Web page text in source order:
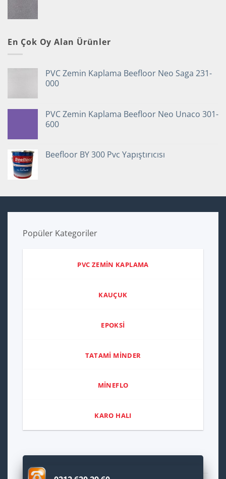
En Çok Oy Alan Ürünler
PVC Zemin Kaplama Beefloor Neo Saga 231-
000
PVC Zemin Kaplama Beefloor Neo Unaco 301-
600
Beefloor BY 300 Pvc Yapıştırıcısı
Popüler Kategoriler
PVC ZEMİN KAPLAMA
KAUÇUK
EPOKSİ
TATAMİ MİNDER
MİNEFLO
KARO HALI